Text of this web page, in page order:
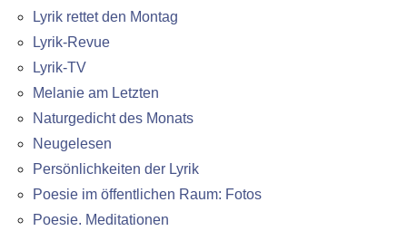
Lyrik rettet den Montag
Lyrik-Revue
Lyrik-TV
Melanie am Letzten
Naturgedicht des Monats
Neugelesen
Persönlichkeiten der Lyrik
Poesie im öffentlichen Raum: Fotos
Poesie. Meditationen